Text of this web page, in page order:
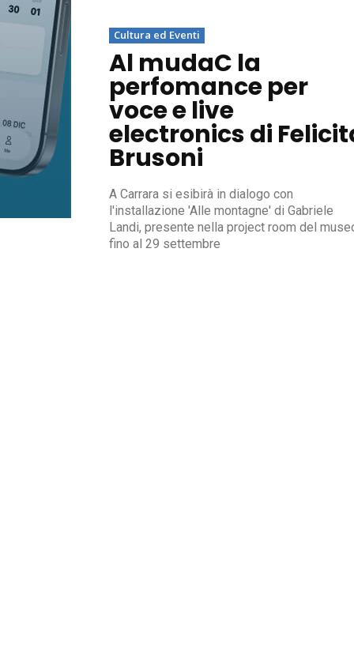
Cultura ed Eventi
Al mudaC la
perfomance per
voce e live
electronics di
Brusoni
A Carrara si esibirà in dialogo con
l'installazione 'Alle montagne' di Gabriele
Landi, presente nella project room del
fino al 29 settembre